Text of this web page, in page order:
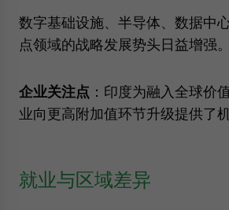
数字基础设施、半导体、数据中
点领域的战略发展势头日益增强。
企业关注点 ：印度为融入全球价
业向更高附加值环节升级提供了机
就业与区域差异